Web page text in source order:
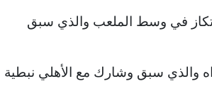
في وسط الملعب والذي سبق
والذي سبق وشارك مع الأهلي نبطية